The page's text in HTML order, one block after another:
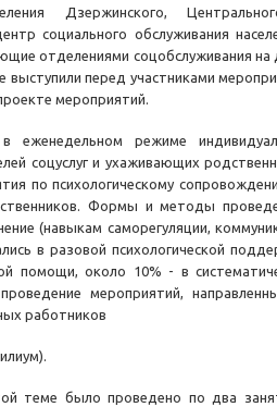
Дзержинского,
социального обслуживания
отделениями соцобслуживания на
перед участниками
мероприятий.
еженедельном режиме
соцуслуг и ухаживающих
по психологическому
Формы и методы
(навыкам саморегуляции,
в разовой психологической
помощи, около 10% - в
мероприятий,
работников
теме было проведено по два